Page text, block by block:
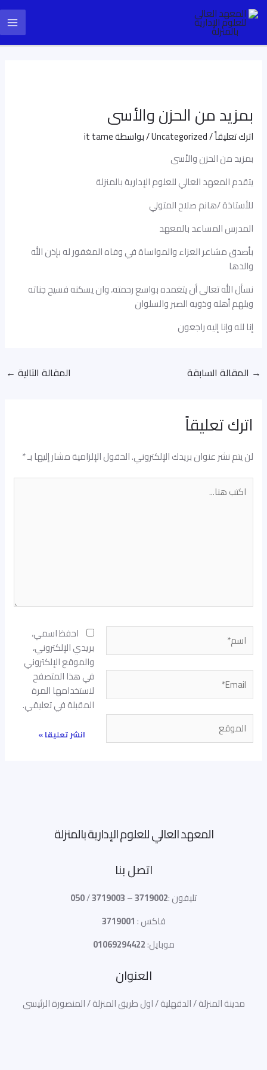
تخطي
إلى
المحتوى
بمزيد من الحزن والأسى
اترك تعليقاً/
Uncategorized/ بواسطةit tame
بمزيد من الحزن والأسى
يتقدم المعهد العالي للعلوم الإدارية بالمنزلة
للأستاذة /هانم صلاح المتولي
المدرس المساعد بالمعهد
بأصدق مشاعر العزاء والمواساة في وفاه المغفور له بإذن الله
والدها
نسأل الله تعالى أن يتغمده بواسع رحمته، وان يسكنه فسيح جناته
ويلهم أهله وذويه الصبر والسلوان
إنا لله وإنا إليه راجعون
Post
navigation
→ المقالة السابقة المقالة التالية ←
اترك تعليقاً
لن يتم نشر عنوان بريدك الإلكتروني.الحقول الإلزامية مشار إليها بـ*
اكتب
هنا...
اسم*
Email*
الموقع
احفظ اسمي،
بريدي الإلكتروني،
والموقع الإلكتروني
في هذا المتصفح
لاستخدامها المرة
المقبلة في تعليقي.
المعهد العالي للعلوم الإدارية بالمنزلة
اتصل بنا
تليفون :3719002
–
3719003
/
050
فاكس :3719001
موبايل:01069294422
العنوان
مدينة المنزلة / الدقهلية / اول طريق المنزلة / المنصورة الرئيسى